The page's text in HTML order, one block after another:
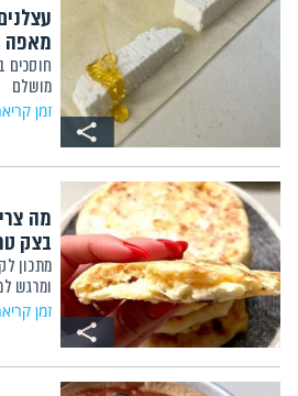
מאפה
חוסכים
מושלם
זמן קריאה:
מה
בצק
מתכון
ומרגש
זמן קריאה: